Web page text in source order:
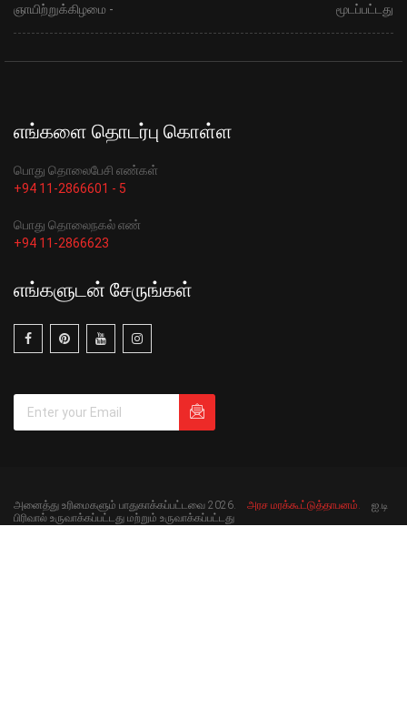
ஞாயிற்றுக்கிழமை - மூடப்பட்டது
எங்களை தொடர்பு கொள்ள
பொது தொலைபேசி எண்கள்
+94 11-2866601 - 5
பொது தொலைநகல் எண்
+94 11-2866623
எங்களுடன் சேருங்கள்
அனைத்து உரிமைகளும் பாதுகாக்கப்பட்டவை 2026. அரச மரக்கூட்டுத்தாபனம். ஐ.டி
பிரிவால் உருவாக்கப்பட்டது மற்றும் உருவாக்கப்பட்டது